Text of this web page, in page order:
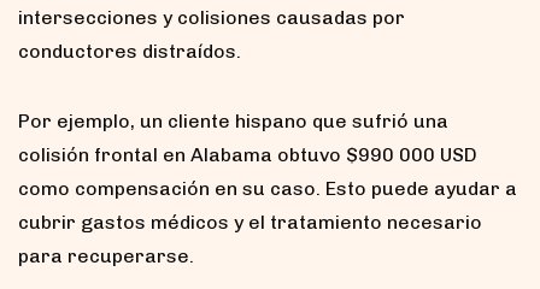
intersecciones y colisiones causadas por
conductores distraídos.
Por ejemplo, un cliente hispano que sufrió una
colisión frontal en Alabama obtuvo $990 000 USD
como compensación en su caso. Esto puede ayudar a
cubrir gastos médicos y el tratamiento necesario
para recuperarse.